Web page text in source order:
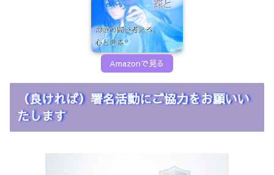
Amazonで見る
（良ければ）署名活動にご協力をお願いい
たします